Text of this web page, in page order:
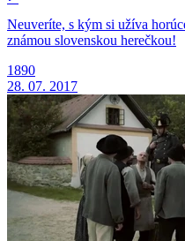
Neuveríte, s kým si užíva
známou slovenskou herečkou!
1890
28. 07. 2017